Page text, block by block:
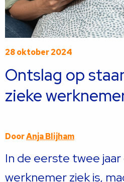
28 oktober 2024
Ontslag op
zieke
DoorAnja Blijham
In de eerste twee
werknemer ziek is,